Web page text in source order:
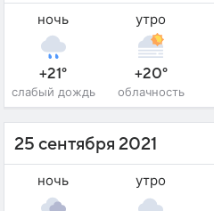
ночь
+21°
слабый дождь
утро
+20°
облачность
25 сентября 2021
ночь утро